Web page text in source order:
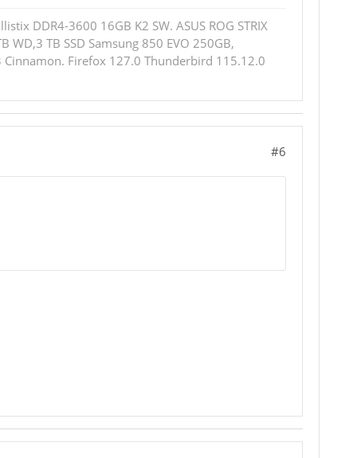
DDR4-3600 16GB K2 SW. ASUS ROG STRIX
WD,3 TB SSD Samsung 850 EVO 250GB,
Cinnamon. Firefox 127.0 Thunderbird 115.12.0
#6